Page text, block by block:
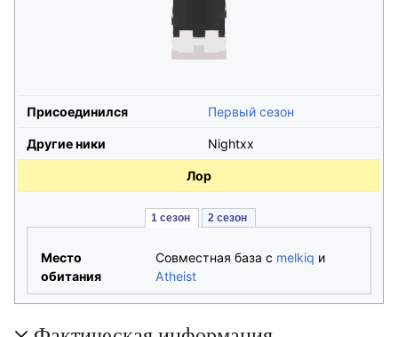
Присоединился Первый сезон
Другие ники Nightxx
Лор
1 сезон 2 сезон
Место
обитания
Совместная база с melkiq и
Atheist